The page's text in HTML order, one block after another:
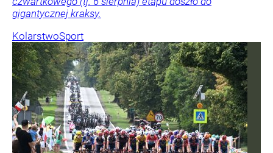
gigantycznej kraksy.
KolarstwoSport